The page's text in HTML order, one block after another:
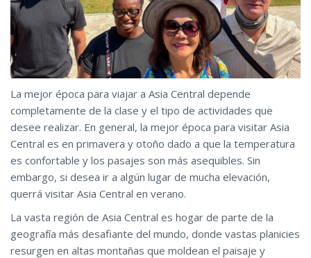
La mejor época para viajar a Asia Central depende
completamente de la clase y el tipo de actividades que
desee realizar. En general, la mejor época para visitar Asia
Central es en primavera y otoño dado a que la temperatura
es confortable y los pasajes son más asequibles. Sin
embargo, si desea ir a algún lugar de mucha elevación,
querrá visitar Asia Central en verano.
La vasta región de Asia Central es hogar de parte de la
geografía más desafiante del mundo, donde vastas planicies
resurgen en altas montañas que moldean el paisaje y